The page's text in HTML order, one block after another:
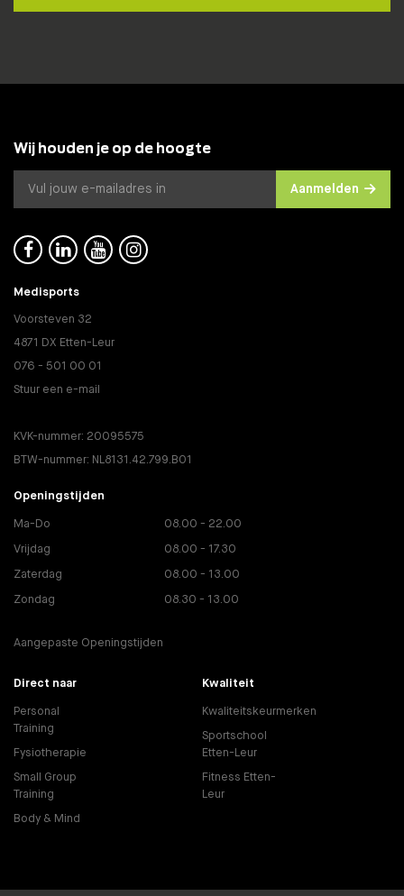
Wij houden je op de hoogte
Aanmelden
   
Medisports
Voorsteven 32
4871 DX Etten-Leur
076 - 501 00 01
Stuur een e-mail
KVK-nummer: 20095575
BTW-nummer: NL8131.42.799.B01
Openingstijden
Ma-Do 08.00 - 22.00
Vrijdag 08.00 - 17.30
Zaterdag 08.00 - 13.00
Zondag 08.30 - 13.00
Aangepaste Openingstijden
Direct naar
Personal
Training
Fysiotherapie
Small Group
Training
Body & Mind
Kwaliteit
Kwaliteitskeurmerken
Sportschool
Etten-Leur
Fitness Etten-
Leur